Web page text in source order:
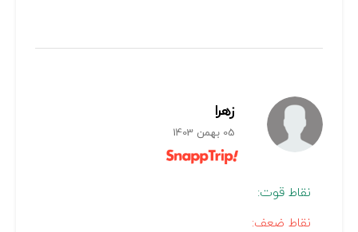
زهرا
05 بهمن 1403
نقاط قوت:
نقاط ضعف: